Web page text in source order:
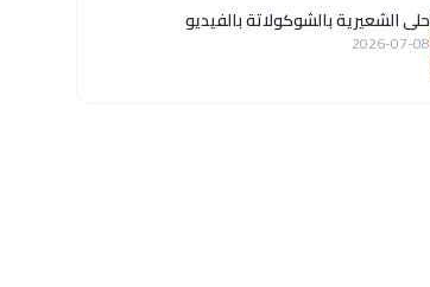
حلى الشعيرية بالشوكولاتة بالفيديو
2026-07-08